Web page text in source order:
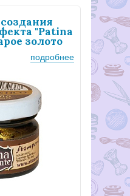
"Patina
золото
подробнее